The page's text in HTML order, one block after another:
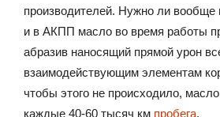
производителей. Нужно ли вообще
и в АКПП масло во время работы
абразив наносящий прямой урон
взаимодействующим элементам
чтобы этого не происходило,
каждые 40-60 тысяч км пробега.